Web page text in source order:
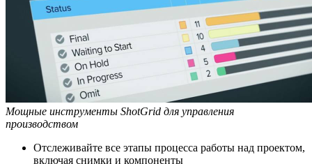
Мощные инструменты ShotGrid для управления
производством
Отслеживайте все этапы процесса работы над проектом,
включая снимки и компоненты